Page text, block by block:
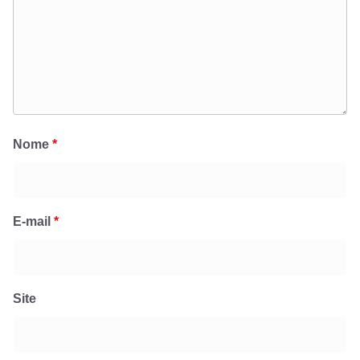
Nome *
E-mail *
Site